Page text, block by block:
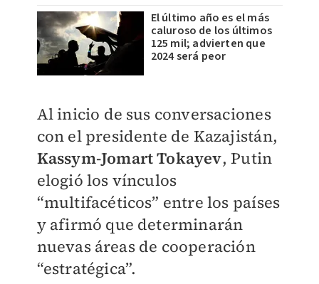
El último año es el más
caluroso de los últimos
125 mil; advierten que
2024 será peor
Al inicio de sus conversaciones
con el presidente de Kazajistán,
Kassym-Jomart Tokayev, Putin
elogió los vínculos
“multifacéticos” entre los países
y afirmó que determinarán
nuevas áreas de cooperación
“estratégica”.